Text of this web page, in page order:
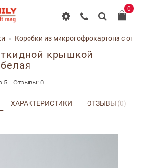
0
Коробки из микрогофрокартона с
крышкой
5 Отзывы: 0
ХАРАКТЕРИСТИКИ ОТЗЫВЫ (0)